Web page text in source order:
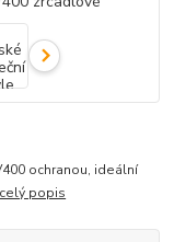
ochranou, ideální
celý popis